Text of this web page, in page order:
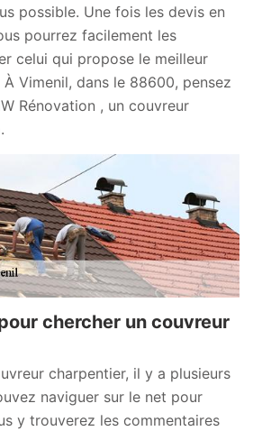
possible. Une fois les devis en
pourrez facilement les
celui qui propose le meilleur
Vimenil, dans le 88600, pensez
Rénovation , un couvreur
chercher un couvreur
charpentier, il y a plusieurs
naviguer sur le net pour
y trouverez les commentaires